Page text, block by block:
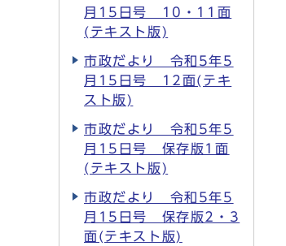
月15日号 10・11面
(テキスト版)
市政だより 令和5年5
月15日号 12面(テキ
スト版)
市政だより 令和5年5
月15日号 保存版1面
(テキスト版)
市政だより 令和5年5
月15日号 保存版2・3
面(テキスト版)